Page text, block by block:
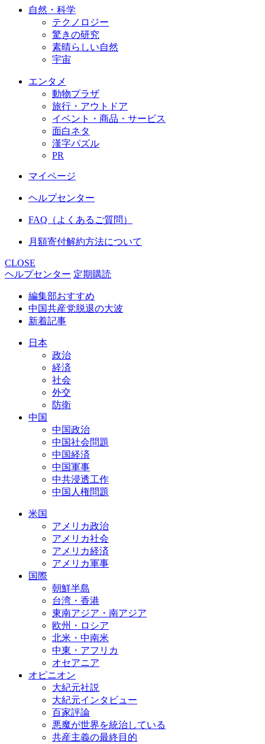
自然・科学
テクノロジー
驚きの研究
素晴らしい自然
宇宙
エンタメ
動物プラザ
旅行・アウトドア
イベント・商品・サービス
面白ネタ
漢字パズル
PR
マイページ
ヘルプセンター
FAQ（よくあるご質問）
月額寄付解約方法について
CLOSE
ヘルプセンター 定期購読
編集部おすすめ
中国共産党脱退の大波
新着記事
日本
政治
経済
社会
外交
防衛
中国
中国政治
中国社会問題
中国経済
中国軍事
中共浸透工作
中国人権問題
米国
アメリカ政治
アメリカ社会
アメリカ経済
アメリカ軍事
国際
朝鮮半島
台湾・香港
東南アジア・南アジア
欧州・ロシア
北米・中南米
中東・アフリカ
オセアニア
オピニオン
大紀元社説
大紀元インタビュー
百家評論
悪魔が世界を統治している
共産主義の最終目的